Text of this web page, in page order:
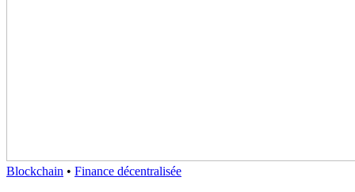
Blockchain • Finance décentralisée